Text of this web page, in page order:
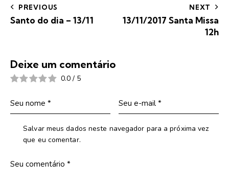
PREVIOUS
Santo do dia – 13/11
NEXT
13/11/2017 Santa Missa
12h
Deixe um comentário
0.0 / 5
Salvar meus dados neste navegador para a próxima vez
que eu comentar.